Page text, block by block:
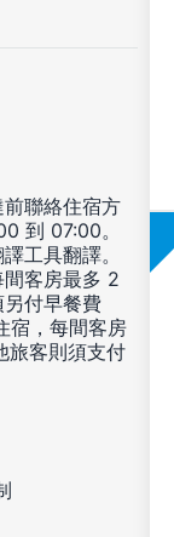
聯絡住宿方
到 07:00。
工具翻譯。
客房最多 2
付早餐費
宿，每間客房
旅客則須支付